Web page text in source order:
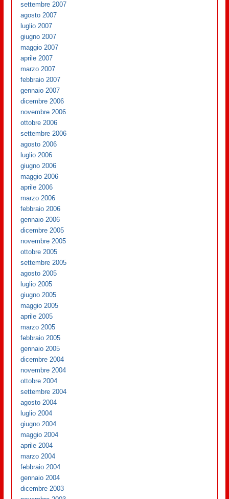
settembre 2007
agosto 2007
luglio 2007
giugno 2007
maggio 2007
aprile 2007
marzo 2007
febbraio 2007
gennaio 2007
dicembre 2006
novembre 2006
ottobre 2006
settembre 2006
agosto 2006
luglio 2006
giugno 2006
maggio 2006
aprile 2006
marzo 2006
febbraio 2006
gennaio 2006
dicembre 2005
novembre 2005
ottobre 2005
settembre 2005
agosto 2005
luglio 2005
giugno 2005
maggio 2005
aprile 2005
marzo 2005
febbraio 2005
gennaio 2005
dicembre 2004
novembre 2004
ottobre 2004
settembre 2004
agosto 2004
luglio 2004
giugno 2004
maggio 2004
aprile 2004
marzo 2004
febbraio 2004
gennaio 2004
dicembre 2003